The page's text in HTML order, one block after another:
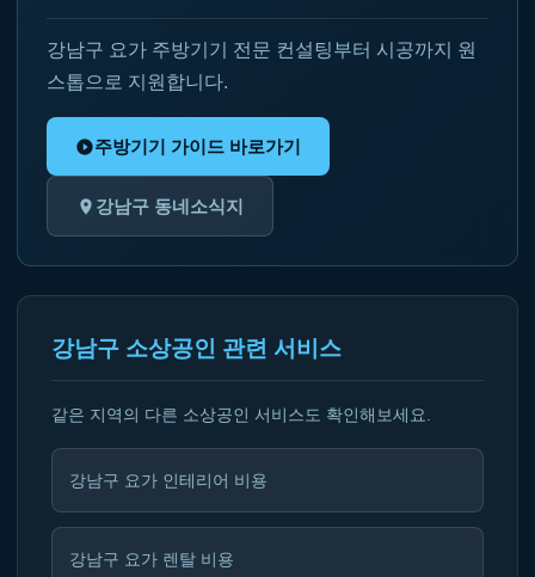
강남구 요가 주방기기 전문 컨설팅부터 시공까지 원
스톱으로 지원합니다.
주방기기 가이드 바로가기
강남구 동네소식지
강남구 소상공인 관련 서비스
같은 지역의 다른 소상공인 서비스도 확인해보세요.
강남구 요가 인테리어 비용
강남구 요가 렌탈 비용